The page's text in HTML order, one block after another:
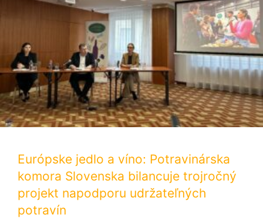
Európske jedlo a víno: Potravinárska
komora Slovenska bilancuje trojročný
projekt napodporu udržateľných
potravín